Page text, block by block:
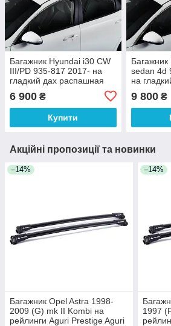
Багажник Hyundai i30 CW
III/PD 935-817 2017- на
гладкий дах распашная
6 900 ₴
Купити
sedan 4d
на
9 800₴
Акційні пропозиції та новинки
–14%
Багажник Opel Astra 1998-
2009 (G) mk II Kombi на
рейлинги Aguri Prestige Aguri
–14%
1997